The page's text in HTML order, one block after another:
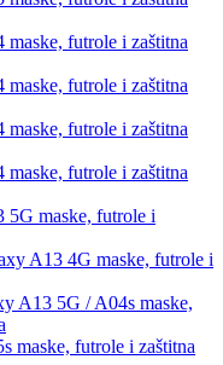
maske, futrole i zaštitna
maske, futrole i zaštitna
maske, futrole i zaštitna
maske, futrole i zaštitna
5G maske, futrole i
A13 4G maske, futrole i
A13 5G / A04s maske,
maske, futrole i zaštitna